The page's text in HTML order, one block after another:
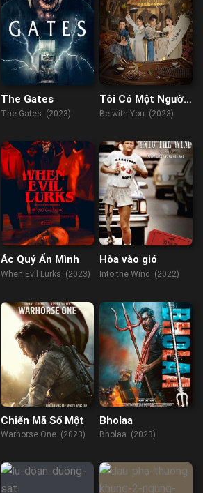
The Gates
The Gates (2023)
Tôi Có Một Người
Bạn
Be with You (2023)
Ác Quỷ Ẩn Mình
When Evil Lurks (2023)
Hòa vào gió
Into the Wind (2022)
Chiến Mã Số Một
Warhorse One (2023)
Bholaa
Bholaa (2023)